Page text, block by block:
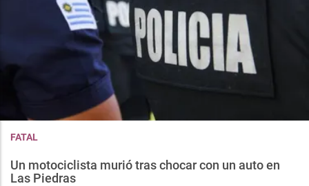
FATAL
Un motociclista murió tras chocar con un auto en
Las Piedras